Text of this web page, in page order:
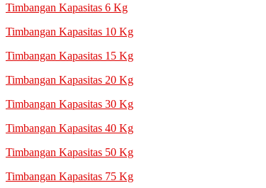
Timbangan Kapasitas 6 Kg
Timbangan Kapasitas 10 Kg
Timbangan Kapasitas 15 Kg
Timbangan Kapasitas 20 Kg
Timbangan Kapasitas 30 Kg
Timbangan Kapasitas 40 Kg
Timbangan Kapasitas 50 Kg
Timbangan Kapasitas 75 Kg